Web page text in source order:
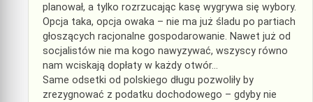
planował, a tylko rozrzucając kasę wygrywa się wybory.
Opcja taka, opcja owaka – nie ma już śladu po partiach
głoszących racjonalne gospodarowanie. Nawet już od
socjalistów nie ma kogo nawyzywać, wszyscy równo
nam wciskają dopłaty w każdy otwór…
Same odsetki od polskiego długu pozwoliły by
zrezygnować z podatku dochodowego – gdyby nie